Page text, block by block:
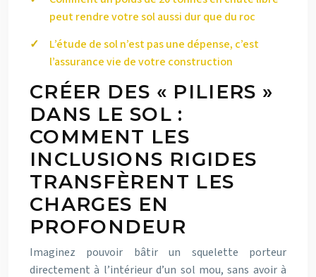
peut rendre votre sol aussi dur que du roc
L’étude de sol n’est pas une dépense, c’est
l’assurance vie de votre construction
CRÉER DES « PILIERS »
DANS LE SOL :
COMMENT LES
INCLUSIONS RIGIDES
TRANSFÈRENT LES
CHARGES EN
PROFONDEUR
Imaginez pouvoir bâtir un squelette porteur
directement à l’intérieur d’un sol mou, sans avoir à